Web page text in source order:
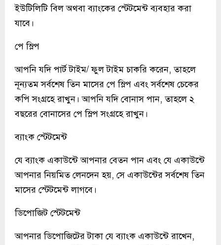
ইউটিলিটি বিল অথবা ব্যাংকের স্টেটমেন্ট ব্যবহার করা
যাবে।
পে স্লিপ
আপনি যদি পার্ট টাইম/ ফুল টাইম চাকরি করেন, তাহলে
নূন্যতম সর্বশেষ তিন মাসের পে স্লিপ এবং সর্বশেষ চেকের
কপি সংগ্রহে রাখুন। আপনি যদি বোনাস পান, তাহলে ২
বছরের বোনাসের পে স্লিপ সংগ্রহে রাখুন।
ব্যাংক স্টেটমেন্ট
যে ব্যাংক একাউন্টে আপনার বেতন পান এবং যে একাউন্টে
আপনার নিয়মিত লেনদেন হয়, সে একাউন্টের সর্বশেষ তিন
মাসের স্টেটমেন্ট লাগবে।
ডিপোজিট স্টেটমেন্ট
আপনার ডিপোজিটের টাকা যে ব্যাংক একাউন্টে রাখেন,